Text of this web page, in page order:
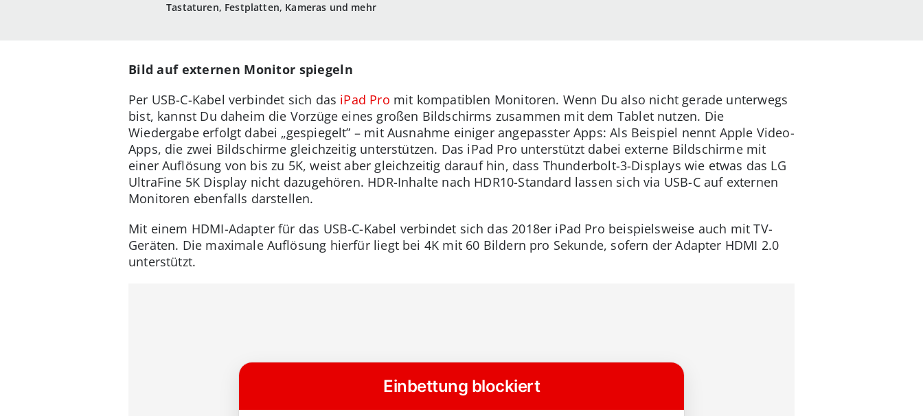
Tastaturen, Festplatten, Kameras und mehr
Bild auf externen Monitor spiegeln
Per USB-C-Kabel verbindet sich das iPad Pro mit kompatiblen Monitoren. Wenn Du also nicht gerade unterwegs
bist, kannst Du daheim die Vorzüge eines großen Bildschirms zusammen mit dem Tablet nutzen. Die
Wiedergabe erfolgt dabei „gespiegelt” – mit Ausnahme einiger angepasster Apps: Als Beispiel nennt Apple Video-
Apps, die zwei Bildschirme gleichzeitig unterstützen. Das iPad Pro unterstützt dabei externe Bildschirme mit
einer Auflösung von bis zu 5K, weist aber gleichzeitig darauf hin, dass Thunderbolt-3-Displays wie etwas das LG
UltraFine 5K Display nicht dazugehören. HDR-Inhalte nach HDR10-Standard lassen sich via USB-C auf externen
Monitoren ebenfalls darstellen.
Mit einem HDMI-Adapter für das USB-C-Kabel verbindet sich das 2018er iPad Pro beispielsweise auch mit TV-
Geräten. Die maximale Auflösung hierfür liegt bei 4K mit 60 Bildern pro Sekunde, sofern der Adapter HDMI 2.0
unterstützt.